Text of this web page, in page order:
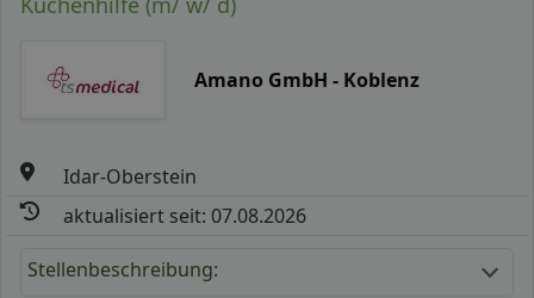
Amano GmbH - Koblenz
Idar-Oberstein
aktualisiert seit: 07.08.2026
Stellenbeschreibung: